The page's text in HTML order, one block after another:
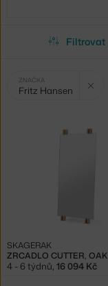
Filtrovat
Vybrané
filtry:
ZNAČKA
Fritz Hansen
ZRCADLO CUTTER, OAK
SKAGERAK
4 - 6 týdnů 16 094 Kč